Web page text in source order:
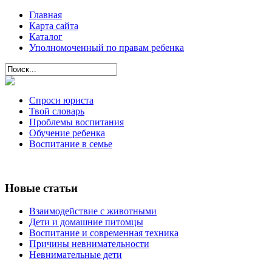
Главная
Карта сайта
Каталог
Уполномоченный по правам ребенка
Спроси юриста
Твой словарь
Проблемы воспитания
Обучение ребенка
Воспитание в семье
Новые статьи
Взаимодействие с животными
Дети и домашние питомцы
Воспитание и современная техника
Причины невнимательности
Невнимательные дети